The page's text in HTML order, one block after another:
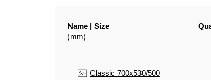
Name | Size
(mm)
Classic 700x530/500